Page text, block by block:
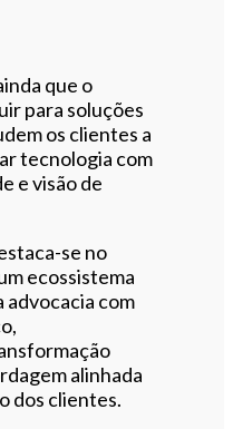
que o
para soluções
os clientes a
tecnologia com
e visão de
se no
ecossistema
com
alinhada
dos clientes.